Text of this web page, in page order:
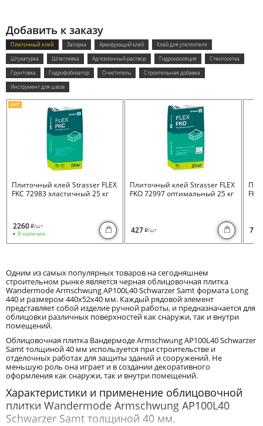
Добавить к заказу
Плиточный клей Затирка Армирующий клей
Клей для утеплителя
Штукатурка
Шпатлевка Адгезионный раствор Гидроизоляция
Стеклосетка
Грунтовка
Гидрофобизатор Очиститель
Строительная добавка
Инструмент для швов
ХИТ
Плиточный клей Strasser FLEX
FKC 72983 эластичный 25 кг
2260 i/шт
В наличии
Плиточный клей Strasser FLEX
FKO 72997 оптимальный 25 кг
427 i/шт 730
Одним из самых популярных товаров на сегодняшнем
строительном рынке является черная облицовочная плитка
Wandermode Armschwung AP100L40 Schwarzer Samt формата Long
440 и размером 440x52x40 мм. Каждый рядовой элемент
представляет собой изделие ручной работы, и предназначается для
облицовки различных поверхностей как снаружи, так и внутри
помещений.
Облицовочная плитка Вандермоде Armschwung AP100L40 Schwarzer
Samt толщиной 40 мм используется при строительстве и
отделочных работах для защиты зданий и сооружений. Не
меньшую роль она играет и в создании декоративного
оформления как снаружи, так и внутри помещений.
Характеристики и применение облицовочной
плитки Wandermode Armschwung AP100L40
Schwarzer Samt толщиной 40 мм.